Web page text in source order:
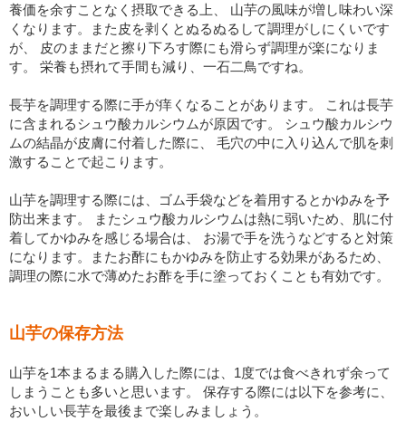
養価を余すことなく摂取できる上、 山芋の風味が増し味わい深
くなります。また皮を剥くとぬるぬるして調理がしにくいです
が、 皮のままだと擦り下ろす際にも滑らず調理が楽になりま
す。 栄養も摂れて手間も減り、一石二鳥ですね。
長芋を調理する際に手が痒くなることがあります。 これは長芋
に含まれるシュウ酸カルシウムが原因です。 シュウ酸カルシウ
ムの結晶が皮膚に付着した際に、 毛穴の中に入り込んで肌を刺
激することで起こります。
山芋を調理する際には、ゴム手袋などを着用するとかゆみを予
防出来ます。 またシュウ酸カルシウムは熱に弱いため、肌に付
着してかゆみを感じる場合は、 お湯で手を洗うなどすると対策
になります。またお酢にもかゆみを防止する効果があるため、
調理の際に水で薄めたお酢を手に塗っておくことも有効です。
山芋の保存方法
山芋を1本まるまる購入した際には、1度では食べきれず余って
しまうことも多いと思います。 保存する際には以下を参考に、
おいしい長芋を最後まで楽しみましょう。